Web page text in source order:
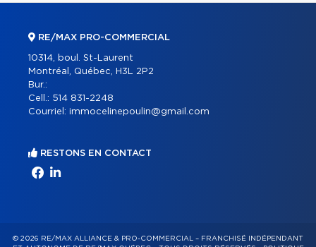
RE/MAX PRO-COMMERCIAL
10314, boul. St-Laurent
Montréal, Québec, H3L 2P2
Bur.:
Cell.: 514 831-2248
Courriel: immocelinepoulin@gmail.com
RESTONS EN CONTACT
© 2026 RE/MAX ALLIANCE & PRO-COMMERCIAL – FRANCHISÉ INDÉPENDANT